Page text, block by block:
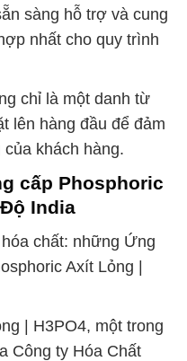
sàng hỗ trợ và cung
nhất cho quy trình
chỉ là một danh từ
lên hàng đầu để đảm
khách hàng.
cấp Phosphoric
India
chất: những Ứng
Axít Lỏng |
| H3PO4, một trong
Công ty Hóa Chất